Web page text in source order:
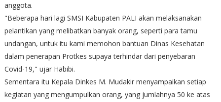
anggota.
"Beberapa hari lagi SMSI Kabupaten PALI akan melaksanakan
pelantikan yang melibatkan banyak orang, seperti para tamu
undangan, untuk itu kami memohon bantuan Dinas Kesehatan
dalam penerapan Protkes supaya terhindar dari penyebaran
Covid-19," ujar Habibi.
Sementara itu Kepala Dinkes M. Mudakir menyampaikan setiap
kegiatan yang mengumpulkan orang, yang jumlahnya 50 ke atas